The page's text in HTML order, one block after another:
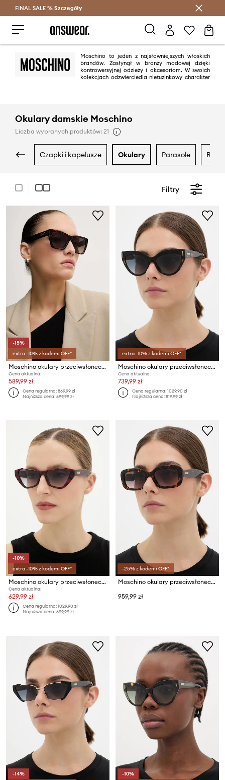
Oszczędzaj z Answear Club >
FINAL SALE % Szczegóły
Moschino to jeden z najsławniejszych włoskich
brandów. Zasłynął w branży modowej dzięki
kontrowersyjnej odzieży i akcesoriom. W swoich
kolekcjach odzwierciedla nietuzinkowy charakter
Okulary damskie Moschino
Liczba wybranych produktów: 21
czapki i kapelusze okulary parasole
Filtry
-15%
extra -10% z kodem: OFF*
Moschino okulary przeciwsłoneczne
Cena aktualna:
589,99 zł
Cena regularna:869,99 zł
Najniższa cena:699,99 zł
extra -10% z kodem: OFF*
Moschino okulary przeciwsłoneczne kocie oczy damskie
Cena aktualna:
739,99 zł
Cena regularna:1029,90 zł
Najniższa cena:819,99 zł
-10%
extra -10% z kodem: OFF*
Moschino okulary przeciwsłoneczne
Cena aktualna:
629,99 zł
Cena regularna:1029,90 zł
Najniższa cena:699,99 zł
-25% z kodem: OFF*
Moschino okulary przeciwsłoneczne damskie
959,99 zł
-14%
-10%